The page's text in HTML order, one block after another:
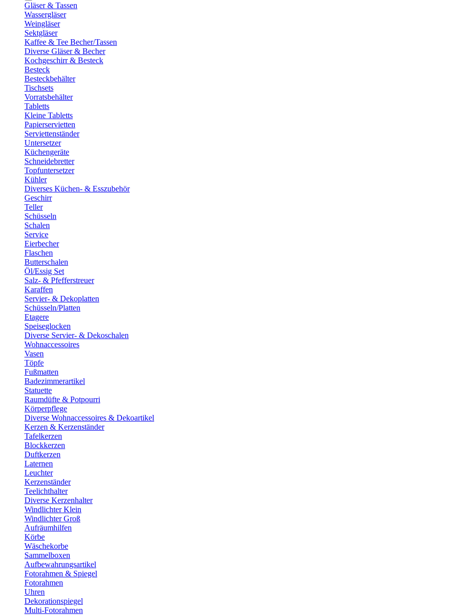
Gläser & Tassen
Wassergläser
Weingläser
Sektgläser
Kaffee & Tee Becher/Tassen
Diverse Gläser & Becher
Kochgeschirr & Besteck
Besteck
Besteckbehälter
Tischsets
Vorratsbehälter
Tabletts
Kleine Tabletts
Papierservietten
Serviettenständer
Untersetzer
Küchengeräte
Schneidebretter
Topfuntersetzer
Kühler
Diverses Küchen- & Esszubehör
Geschirr
Teller
Schüsseln
Schalen
Service
Eierbecher
Flaschen
Butterschalen
Öl/Essig Set
Salz- & Pfefferstreuer
Karaffen
Servier- & Dekoplatten
Schüsseln/Platten
Etagere
Speiseglocken
Diverse Servier- & Dekoschalen
Wohnaccessoires
Vasen
Töpfe
Fußmatten
Badezimmerartikel
Statuette
Raumdüfte & Potpourri
Körperpflege
Diverse Wohnaccessoires & Dekoartikel
Kerzen & Kerzenständer
Tafelkerzen
Blockkerzen
Duftkerzen
Laternen
Leuchter
Kerzenständer
Teelichthalter
Diverse Kerzenhalter
Windlichter Klein
Windlichter Groß
Aufräumhilfen
Körbe
Wäschekorbe
Sammelboxen
Aufbewahrungsartikel
Fotorahmen & Spiegel
Fotorahmen
Uhren
Dekorationspiegel
Multi-Fotorahmen